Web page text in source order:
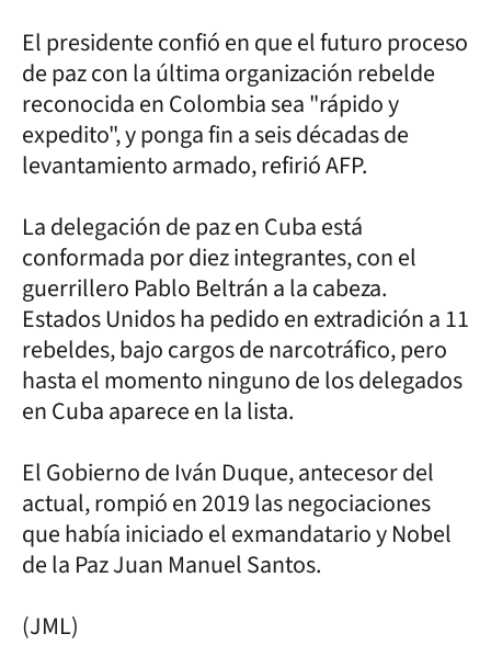
El presidente confió en que el futuro proceso
de paz con la última organización rebelde
reconocida en Colombia sea "rápido y
expedito", y ponga fin a seis décadas de
levantamiento armado, refirió AFP.
La delegación de paz en Cuba está
conformada por diez integrantes, con el
guerrillero Pablo Beltrán a la cabeza.
Estados Unidos ha pedido en extradición a 11
rebeldes, bajo cargos de narcotráfico, pero
hasta el momento ninguno de los delegados
en Cuba aparece en la lista.
El Gobierno de Iván Duque, antecesor del
actual, rompió en 2019 las negociaciones
que había iniciado el exmandatario y Nobel
de la Paz Juan Manuel Santos.
(JML)